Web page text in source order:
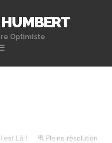
Optimiste
est Là !
Pleine résolution